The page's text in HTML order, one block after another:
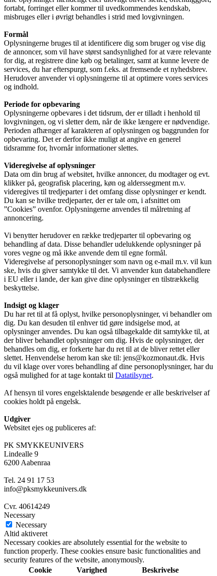
fortabt, forringet eller kommer til uvedkommendes kendskab,
misbruges eller i øvrigt behandles i strid med lovgivningen.
Formål
Oplysningerne bruges til at identificere dig som bruger og vise dig
de annoncer, som vil have størst sandsynlighed for at være relevante
for dig, at registrere dine køb og betalinger, samt at kunne levere de
services, du har efterspurgt, som f.eks. at fremsende et nyhedsbrev.
Herudover anvender vi oplysningerne til at optimere vores services
og indhold.
Periode for opbevaring
Oplysningerne opbevares i det tidsrum, der er tilladt i henhold til
lovgivningen, og vi sletter dem, når de ikke længere er nødvendige.
Perioden afhænger af karakteren af oplysningen og baggrunden for
opbevaring. Det er derfor ikke muligt at angive en generel
tidsramme for, hvornår informationer slettes.
Videregivelse af oplysninger
Data om din brug af websitet, hvilke annoncer, du modtager og evt.
klikker på, geografisk placering, køn og alderssegment m.v.
videregives til tredjeparter i det omfang disse oplysninger er kendt.
Du kan se hvilke tredjeparter, der er tale om, i afsnittet om
”Cookies” ovenfor. Oplysningerne anvendes til målretning af
annoncering.
Vi benytter herudover en række tredjeparter til opbevaring og
behandling af data. Disse behandler udelukkende oplysninger på
vores vegne og må ikke anvende dem til egne formål.
Videregivelse af personoplysninger som navn og e-mail m.v. vil kun
ske, hvis du giver samtykke til det. Vi anvender kun databehandlere
i EU eller i lande, der kan give dine oplysninger en tilstrækkelig
beskyttelse.
Indsigt og klager
Du har ret til at få oplyst, hvilke personoplysninger, vi behandler om
dig. Du kan desuden til enhver tid gøre indsigelse mod, at
oplysninger anvendes. Du kan også tilbagekalde dit samtykke til, at
der bliver behandlet oplysninger om dig. Hvis de oplysninger, der
behandles om dig, er forkerte har du ret til at de bliver rettet eller
slettet. Henvendelse herom kan ske til: jens@kozmonaut.dk. Hvis
du vil klage over vores behandling af dine personoplysninger, har du
også mulighed for at tage kontakt til Datatilsynet.
Af hensyn til vores engelsktalende besøgende er alle beskrivelser af
cookies holdt på engelsk.
Udgiver
Websitet ejes og publiceres af:
PK SMYKKEUNIVERS
Lindealle 9
6200 Aabenraa
Tel. 24 91 17 53
info@pksmykkeunivers.dk
Cvr. 40614249
Necessary
Necessary
Altid aktiveret
Necessary cookies are absolutely essential for the website to
function properly. These cookies ensure basic functionalities and
security features of the website, anonymously.
Cookie
Varighed Beskrivelse